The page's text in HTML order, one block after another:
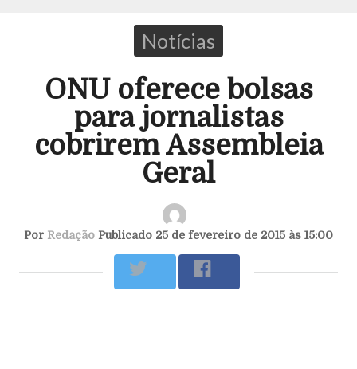
Notícias
ONU oferece bolsas
para jornalistas
cobrirem Assembleia
Geral
Por Redação Publicado 25 de fevereiro de 2015 às 15:00